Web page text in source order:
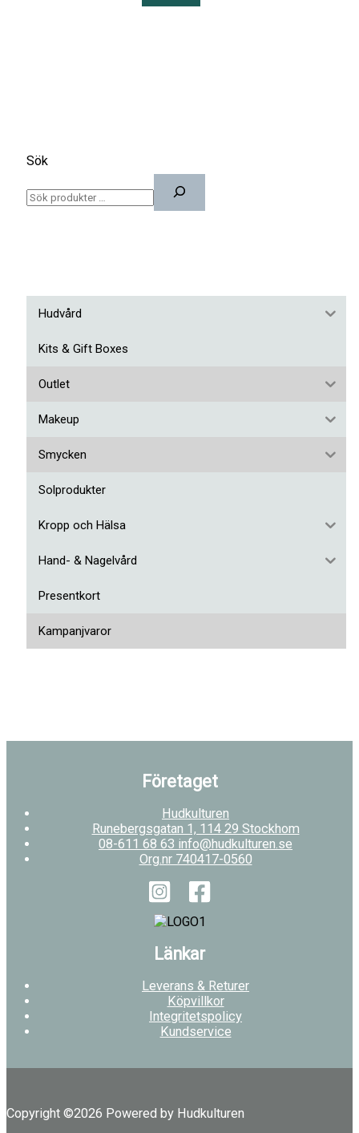
Sök
Hudvård
Kits & Gift Boxes
Outlet
Makeup
Smycken
Solprodukter
Kropp och Hälsa
Hand- & Nagelvård
Presentkort
Kampanjvaror
Företaget
Hudkulturen
Runebergsgatan 1, 114 29 Stockhom
08-611 68 63 info@hudkulturen.se
Org.nr 740417-0560
Länkar
Leverans & Returer
Köpvillkor
Integritetspolicy
Kundservice
Copyright ©2026 Powered by Hudkulturen